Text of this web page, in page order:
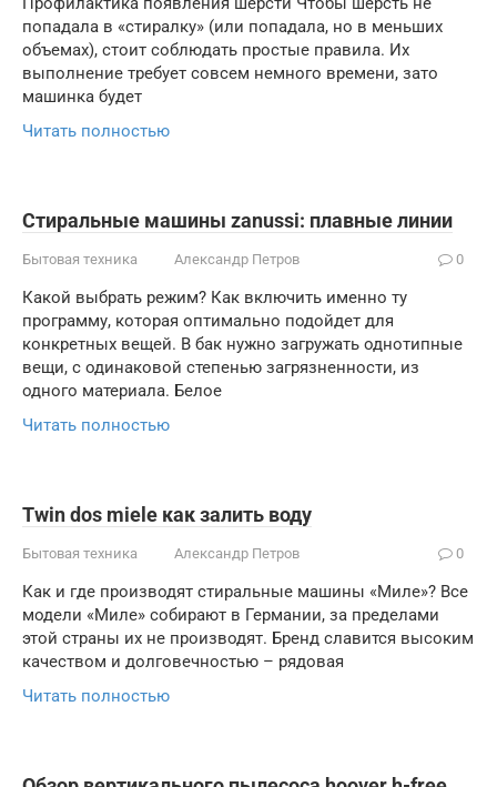
попадала в «стиралку» (или попадала, но в меньших
объемах), стоит соблюдать простые правила. Их
выполнение требует совсем немного времени, зато
машинка будет
Читать полностью
Стиральные машины zanussi: плавные линии
Бытовая техника Александр Петров 0
Какой выбрать режим? Как включить именно ту
программу, которая оптимально подойдет для
конкретных вещей. В бак нужно загружать однотипные
вещи, с одинаковой степенью загрязненности, из
одного материала. Белое
Читать полностью
Twin dos miele как залить воду
Бытовая техника Александр Петров 0
Как и где производят стиральные машины «Миле»? Все
модели «Миле» собирают в Германии, за пределами
этой страны их не производят. Бренд славится высоким
качеством и долговечностью – рядовая
Читать полностью